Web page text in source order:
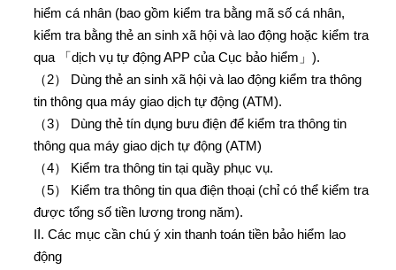
hiểm cá nhân (bao gồm kiểm tra bằng mã số cá nhân,
kiểm tra bằng thẻ an sinh xã hội và lao động hoặc kiểm tra
qua 「dịch vụ tự động APP của Cục bảo hiểm」).
（2） Dùng thẻ an sinh xã hội và lao động kiểm tra thông
tin thông qua máy giao dịch tự động (ATM).
（3） Dùng thẻ tín dụng bưu điện để kiểm tra thông tin
thông qua máy giao dịch tự động (ATM)
（4） Kiểm tra thông tin tại quầy phục vụ.
（5） Kiểm tra thông tin qua điện thoại (chỉ có thể kiểm tra
được tổng số tiền lương trong năm).
II. Các mục cần chú ý xin thanh toán tiền bảo hiểm lao
động